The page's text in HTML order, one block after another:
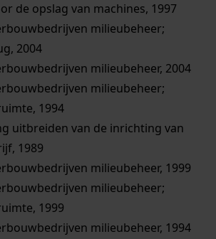
de opslag van machines, 1997
milieubeheer;
2004
milieubeheer, 2004
milieubeheer;
1994
uitbreiden van de inrichting van
1989
milieubeheer, 1999
milieubeheer;
1999
milieubeheer, 1994